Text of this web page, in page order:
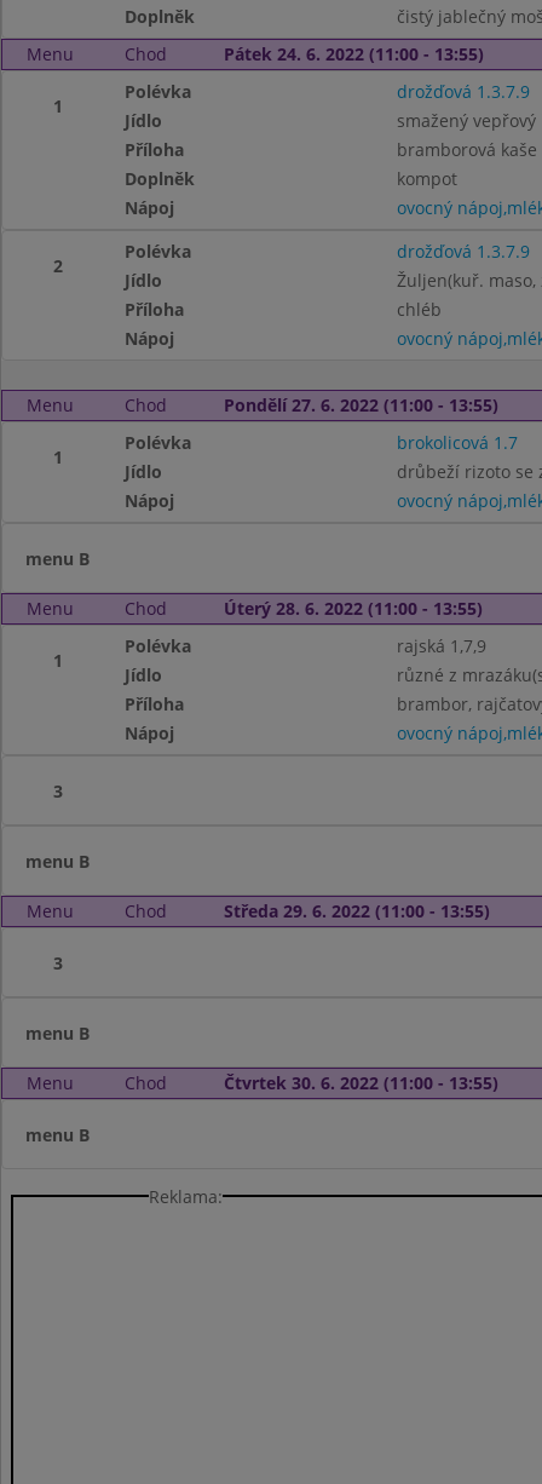
Doplněk
čistý jablečný
Menu
Chod Pátek 24. 6. 2022 (11:00 - 13:55)
1
Polévka
drožďová 1.3.7.9
Jídlo
smažený vepřový
Příloha
bramborová kaše
Doplněk
kompot
Nápoj
ovocný
2
Polévka
drožďová 1.3.7.9
Jídlo
Žuljen(kuř.
Příloha
chléb
Nápoj
ovocný
Menu Chod Pondělí 27. 6. 2022 (11:00 - 13:55)
1
Polévka
brokolicová 1.7
Jídlo
drůbeží rizoto se
Nápoj
ovocný
menu B
Menu Chod Úterý 28. 6. 2022 (11:00 - 13:55)
1
Polévka
rajská 1,7,9
Jídlo
různé z
Příloha
brambor,
Nápoj
ovocný
3
menu B
Menu Chod Středa 29. 6. 2022 (11:00 - 13:55)
3
menu B
Menu Chod Čtvrtek 30. 6. 2022 (11:00 - 13:55)
menu B
Reklama: